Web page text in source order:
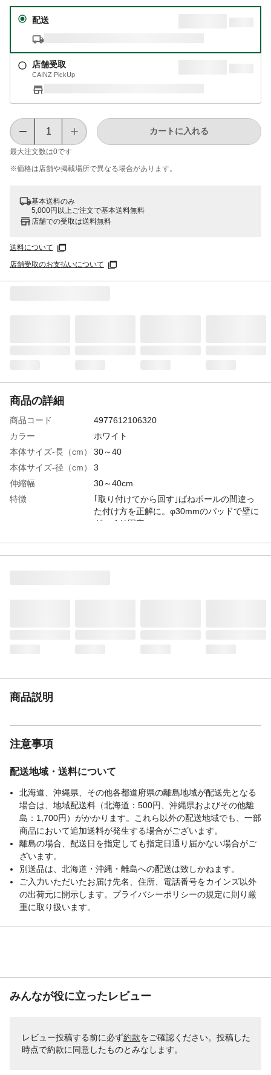
配送
店舗受取
CAINZ PickUp
最大注文数は0です
カートに入れる
※価格は​店舗や​掲載場所で​異なる​場合が​あります。
基本送料のみ
5,000円以上ご注文で基本送料無料
店舗での受取は送料無料
送料について
店舗受取のお支払いについて
商品の詳細
商品コード
4977612106320
カラー
ホワイト
本体サイズ-長（cm）
30～40
本体サイズ-径（cm）
3
伸縮幅
30～40cm
特徴
｢取り付けてから回す｣ばねポールの間違っ
た付け方を正解に。φ30mmのパッドで壁に
ガッチリ固定
商品説明
注意事項
配送地域・送料について
北海道、沖縄県、その他各都道府県の離島地域が配送先となる
場合は、地域配送料（北海道：500円、沖縄県およびその他離
島：1,700円）がかかります。これら以外の配送地域でも、一部
商品において追加送料が発生する場合がございます。
離島の場合、配送日を指定しても指定日通り届かない場合がご
ざいます。
別送品は、北海道・沖縄・離島への配送は致しかねます。
ご入力いただいたお届け先名、住所、電話番号をカインズ以外
の出荷元に開示します。プライバシーポリシーの規定に則り厳
重に取り扱います。
みんなが役に立ったレビュー
レビュー投稿する前に必ず約款をご確認ください。投稿した
時点で約款に同意したものとみなします。